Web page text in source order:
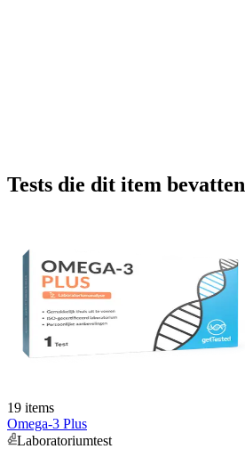
Tests die dit item bevatten
19 items
Omega-3 Plus
Laboratoriumtest